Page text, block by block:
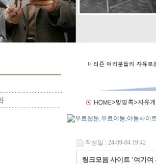
작성일 : 24-09-04 19:42
링크모음 사이트 '여기여